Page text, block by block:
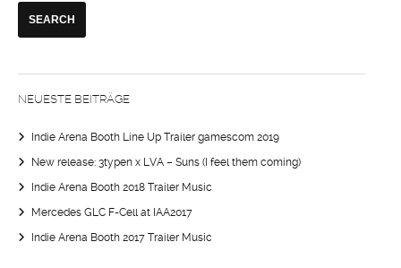
NEUESTE BEITRÄGE
Indie Arena Booth Line Up Trailer gamescom 2019
New release: 3typen x LVA – Suns (I feel them coming)
Indie Arena Booth 2018 Trailer Music
Mercedes GLC F-Cell at IAA2017
Indie Arena Booth 2017 Trailer Music